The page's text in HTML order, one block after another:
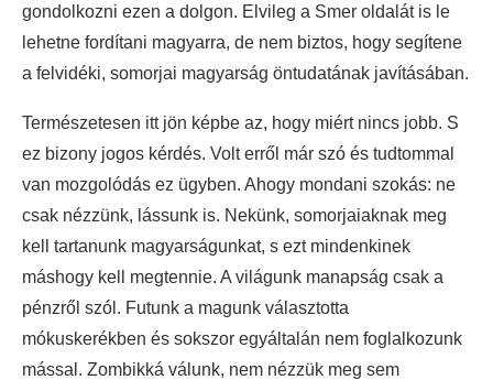
gondolkozni ezen a dolgon. Elvileg a Smer oldalát is le
lehetne fordítani magyarra, de nem biztos, hogy segítene
a felvidéki, somorjai magyarság öntudatának javításában.
Természetesen itt jön képbe az, hogy miért nincs jobb. S
ez bizony jogos kérdés. Volt erről már szó és tudtommal
van mozgolódás ez ügyben. Ahogy mondani szokás: ne
csak nézzünk, lássunk is. Nekünk, somorjaiaknak meg
kell tartanunk magyarságunkat, s ezt mindenkinek
máshogy kell megtennie. A világunk manapság csak a
pénzről szól. Futunk a magunk választotta
mókuskerékben és sokszor egyáltalán nem foglalkozunk
mással. Zombikká válunk, nem nézzük meg sem